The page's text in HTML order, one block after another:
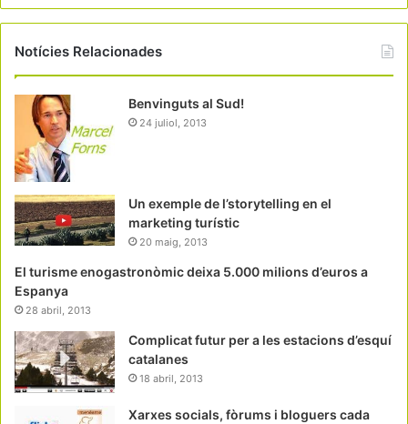
Notícies Relacionades
Benvinguts al Sud!
24 juliol, 2013
Un exemple de l’storytelling en el
marketing turístic
20 maig, 2013
El turisme enogastronòmic deixa 5.000 milions d’euros a
Espanya
28 abril, 2013
Complicat futur per a les estacions d’esquí
catalanes
18 abril, 2013
Xarxes socials, fòrums i bloguers cada